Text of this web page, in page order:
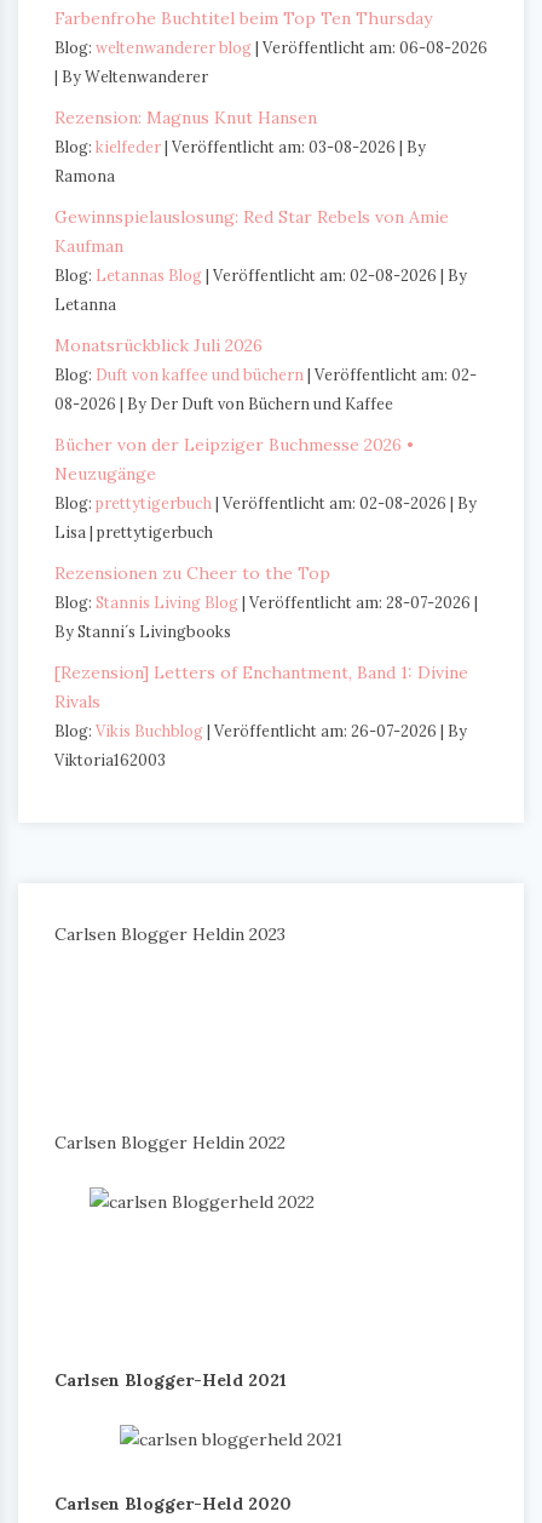
Farbenfrohe Buchtitel beim Top Ten Thursday
Blog: weltenwanderer blog Veröffentlicht am: 06-08-2026
By Weltenwanderer
Rezension: Magnus Knut Hansen
Blog: kielfeder Veröffentlicht am: 03-08-2026
By
Ramona
Gewinnspielauslosung: Red Star Rebels von Amie
Kaufman
Blog: Letannas Blog Veröffentlicht am: 02-08-2026
By
Letanna
Monatsrückblick Juli 2026
Blog: Duft von kaffee und büchern
Veröffentlicht am: 02-
08-2026
By Der Duft von Büchern und Kaffee
Bücher von der Leipziger Buchmesse 2026 •
Neuzugänge
Blog: prettytigerbuch Veröffentlicht am: 02-08-2026
By
Lisa | prettytigerbuch
Rezensionen zu Cheer to the Top
Blog: Stannis Living Blog Veröffentlicht am: 28-07-2026
By Stanni´s Livingbooks
[Rezension] Letters of Enchantment, Band 1: Divine
Rivals
Blog: Vikis Buchblog Veröffentlicht am: 26-07-2026
By
Viktoria162003
Carlsen Blogger Heldin 2023
Carlsen Blogger Heldin 2022
Carlsen Blogger-Held 2021
Carlsen Blogger-Held 2020